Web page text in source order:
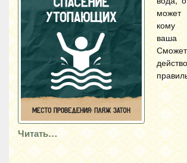
может
кому
Читать…